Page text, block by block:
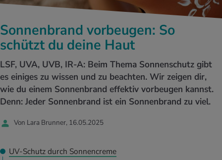
Essen
& Intoleranzen
& Jogging
& Outdoor
& Biken
THEMEN IM BEREICH BEWEGUNG
Life Balance
THEMEN IM BEREICH ENTSPANNUNG
im Alltag
Wissen
Test & Quizze
iMpuls
THEMEN IM BEREICH SERVICES
Angebote
Sonnenbrand vorbeugen: So
schützt du deine Haut
LSF, UVA, UVB, IR-A: Beim Thema Sonnenschutz gibt
es einiges zu wissen und zu beachten. Wir zeigen dir,
wie du einem Sonnenbrand effektiv vorbeugen kannst.
Denn: Jeder Sonnenbrand ist ein Sonnenbrand zu viel.
Von Lara Brunner, 16.05.2025
UV-Schutz durch Sonnencreme